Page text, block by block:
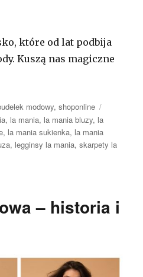
które od lat podbija
Kuszą nas magiczne
modowy,shoponline
, la mania, la mania bluzy, la
, la mania sukienka, la mania
, legginsy la mania,skarpety la
– historia i